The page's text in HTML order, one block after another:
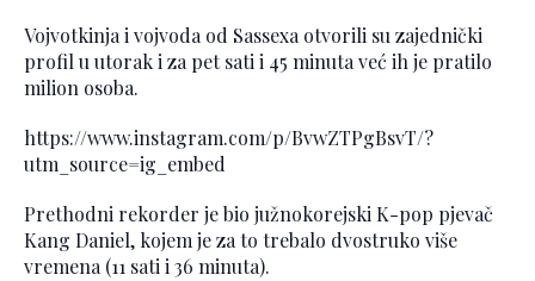
Vojvotkinja i vojvoda od Sassexa otvorili su zajednički
profil u utorak i za pet sati i 45 minuta već ih je pratilo
milion osoba.
https://www.instagram.com/p/BvwZTPgBsvT/?
utm_source=ig_embed
Prethodni rekorder je bio južnokorejski K-pop pjevač
Kang Daniel, kojem je za to trebalo dvostruko više
vremena (11 sati i 36 minuta).